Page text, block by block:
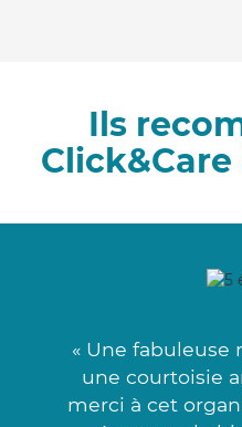
Ils
« Une fabuleuse
une courtoisie
merci à cet